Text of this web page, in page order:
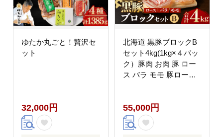
ゆたか丸ごと！贅沢セ
ット
32,000円
北海道 黒豚ブロックB
セット4kg(1kg×４パッ
ク）豚肉 お肉 豚 ロー
ス バラ モモ 豚ロース
道豚 ブロック肉
55,000円